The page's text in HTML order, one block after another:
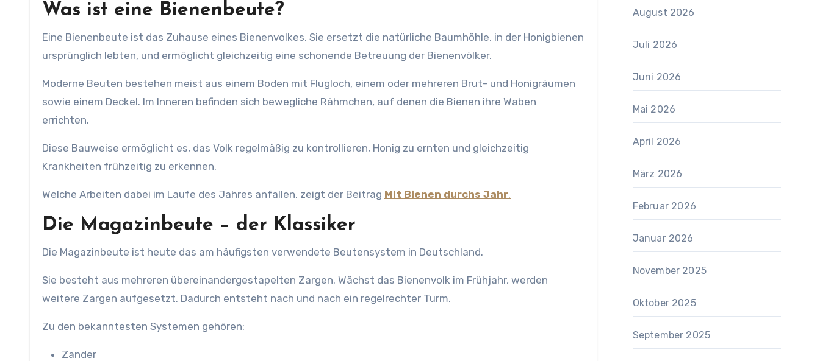
Was ist eine Bienenbeute?
Eine Bienenbeute ist das Zuhause eines Bienenvolkes. Sie ersetzt die natürliche Baumhöhle, in der Honigbienen
ursprünglich lebten, und ermöglicht gleichzeitig eine schonende Betreuung der Bienenvölker.
Moderne Beuten bestehen meist aus einem Boden mit Flugloch, einem oder mehreren Brut- und Honigräumen
sowie einem Deckel. Im Inneren befinden sich bewegliche Rähmchen, auf denen die Bienen ihre Waben
errichten.
Diese Bauweise ermöglicht es, das Volk regelmäßig zu kontrollieren, Honig zu ernten und gleichzeitig
Krankheiten frühzeitig zu erkennen.
Welche Arbeiten dabei im Laufe des Jahres anfallen, zeigt der Beitrag Mit Bienen durchs Jahr.
Die Magazinbeute – der Klassiker
Die Magazinbeute ist heute das am häufigsten verwendete Beutensystem in Deutschland.
Sie besteht aus mehreren übereinandergestapelten Zargen. Wächst das Bienenvolk im Frühjahr, werden
weitere Zargen aufgesetzt. Dadurch entsteht nach und nach ein regelrechter Turm.
Zu den bekanntesten Systemen gehören:
Zander
August 2026
Juli 2026
Juni 2026
Mai 2026
April 2026
März 2026
Februar 2026
Januar 2026
November 2025
Oktober 2025
September 2025